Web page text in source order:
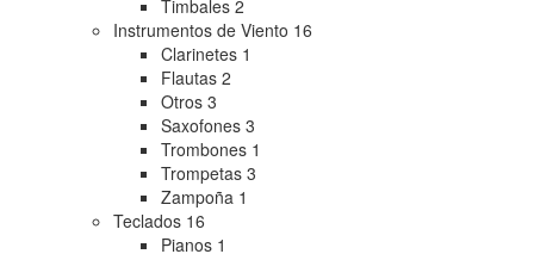
Timbales 2
Instrumentos de Viento 16
Clarinetes 1
Flautas 2
Otros 3
Saxofones 3
Trombones 1
Trompetas 3
Zampoña 1
Teclados 16
Pianos 1